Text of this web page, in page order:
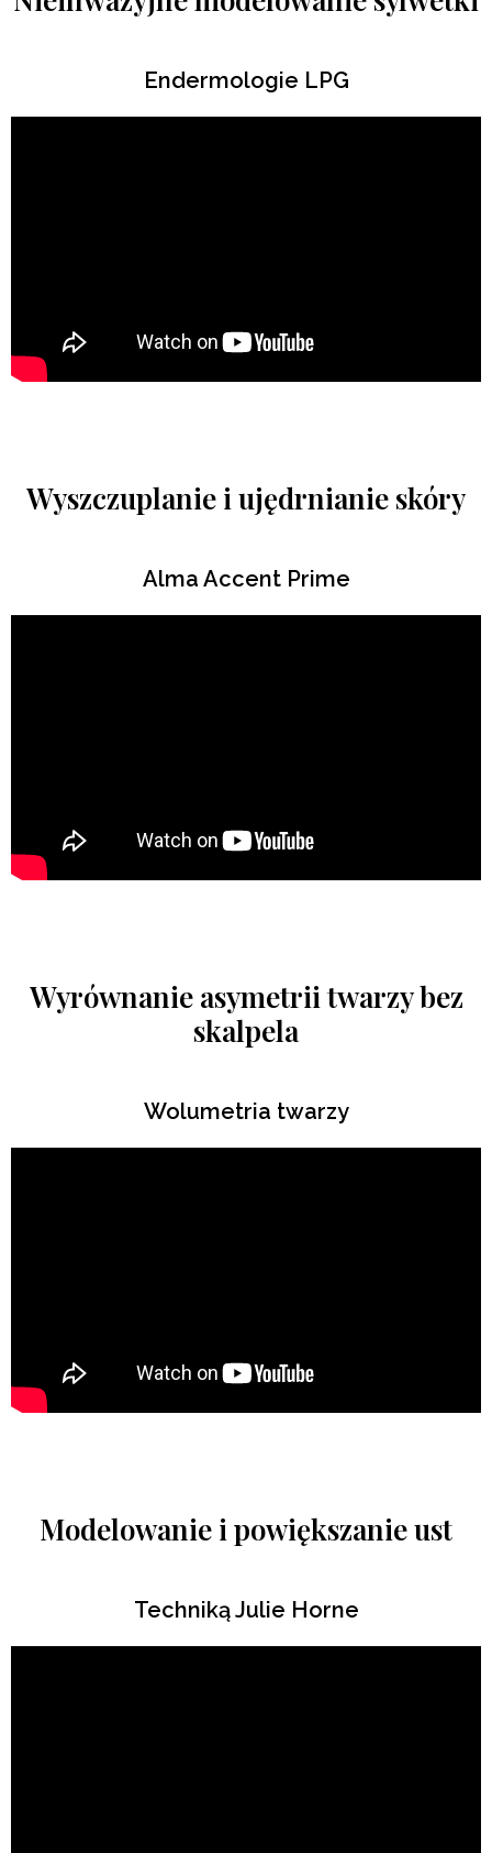
Endermologie LPG
Wyszczuplanie i ujędrnianie skóry
Alma Accent Prime
Wyrównanie asymetrii twarzy bez
skalpela
Wolumetria twarzy
Modelowanie i powiększanie ust
Techniką Julie Horne